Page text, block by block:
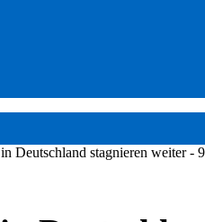
Deutschland stagnieren weiter -